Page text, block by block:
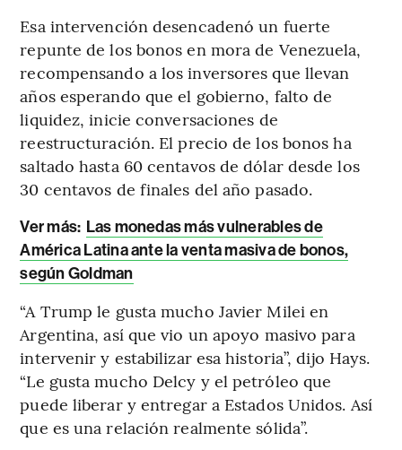
Esa intervención desencadenó un fuerte
repunte de los bonos en mora de Venezuela,
recompensando a los inversores que llevan
años esperando que el gobierno, falto de
liquidez, inicie conversaciones de
reestructuración. El precio de los bonos ha
saltado hasta 60 centavos de dólar desde los
30 centavos de finales del año pasado.
Ver más: Las monedas más vulnerables de
América Latina ante la venta masiva de bonos,
según Goldman
“A Trump le gusta mucho Javier Milei en
Argentina, así que vio un apoyo masivo para
intervenir y estabilizar esa historia”, dijo Hays.
“Le gusta mucho Delcy y el petróleo que
puede liberar y entregar a Estados Unidos. Así
que es una relación realmente sólida”.